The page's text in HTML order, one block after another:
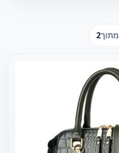
מתוך2